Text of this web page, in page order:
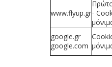
www.flyup.gr-
google.gr
google.com